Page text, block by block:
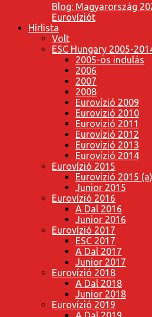
Blog: Magyarország
Eurovíziót
Hírlista
Volt
ESC Hungary 2005-
2005-ös indulás
2006
2007
2008
Eurovízió 2009
Eurovízió 2010
Eurovízió 2011
Eurovízió 2012
Eurovízió 2013
Eurovízió 2014
Eurovízió 2015
Eurovízió 2015 (a)
Junior 2015
Eurovízió 2016
A Dal 2016
Junior 2016
Eurovízió 2017
ESC 2017
A Dal 2017
Junior 2017
Eurovízió 2018
A Dal 2018
Junior 2018
Eurovízió 2019